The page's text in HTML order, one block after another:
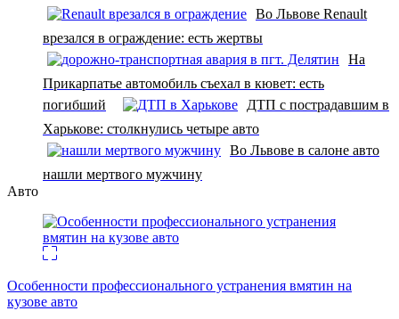
Во Львове Renault
врезался в ограждение: есть жертвы
На
Прикарпатье автомобиль съехал в кювет: есть
погибший
ДТП с пострадавшим в
Харькове: столкнулись четыре авто
Во Львове в салоне авто
нашли мертвого мужчину
Авто
Особенности профессионального устранения вмятин на
кузове авто